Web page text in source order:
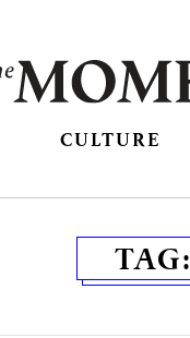
CULTURE
TAG: